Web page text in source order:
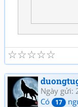
☆
☆
☆
☆
☆
Ngày gửi:
Có
17